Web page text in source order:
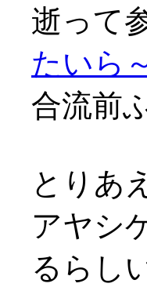
逝って
たいら
合流前
とりあ
アヤシ
るらし